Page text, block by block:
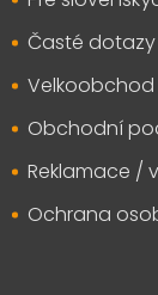
Časté dotazy
Velkoobchod
Obchodní
Reklamace /
Ochrana